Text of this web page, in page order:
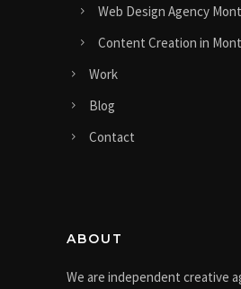
Web Design Agency
Content Creation in
Work
Blog
Contact
ABOUT
We are independent creative